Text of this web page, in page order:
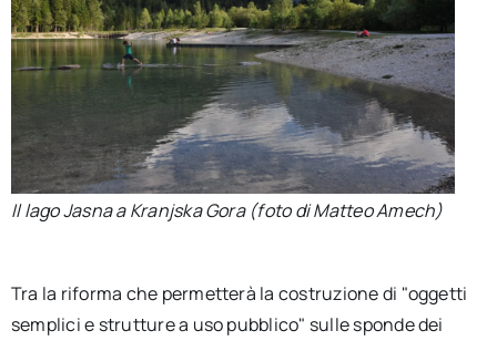
Il lago Jasna a Kranjska Gora (foto di Matteo Amech)
Tra la riforma che permetterà la costruzione di "oggetti
semplici e strutture a uso pubblico" sulle sponde dei